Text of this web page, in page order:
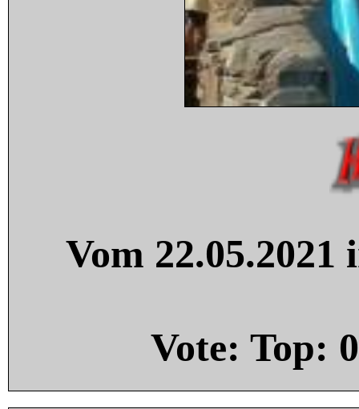
Vom
Vote: Top: 0